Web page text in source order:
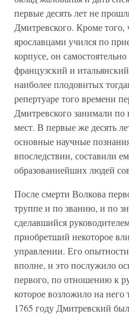
первые десять лет не
Дмитревского. Кроме того,
ярославцами учился по
корпусе, он
французский и
наиболее плодовитых
репертуаре того времени
Дмитревского занимали по
мест. В первые же десять
основные научные
впоследствии, составили
образованнейших людей
После смерти Волкова
труппе и по званию, и по
сделавшийся
приобретший некоторое
управлении. Его
вполне, и это послужило
первого, по отношению к
которое возложило на него
1765 году Дмитревский